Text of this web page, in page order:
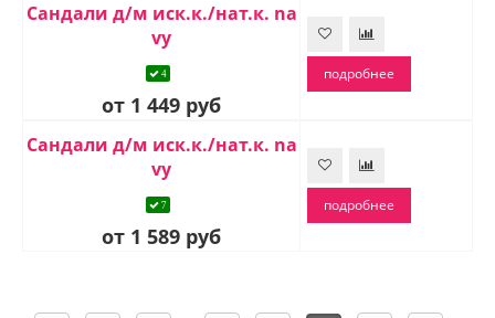
Сандали д/м иск.к./нат.к. na
vy
4
от 1 449 руб
подробнее
Сандали д/м иск.к./нат.к. na
vy
7
от 1 589 руб
подробнее